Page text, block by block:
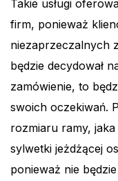
Takie usługi
firm, ponieważ
niezaprzeczalnych
będzie decydował
zamówienie, to
swoich oczekiwań.
rozmiaru ramy,
sylwetki jeżdżącej
ponieważ nie